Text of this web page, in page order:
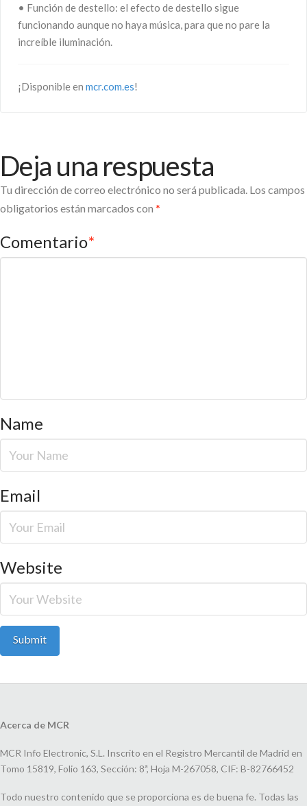
• Función de destello: el efecto de destello sigue
funcionando aunque no haya música, para que no pare la
increíble iluminación.
¡Disponible en mcr.com.es!
Deja una respuesta
Tu dirección de correo electrónico no será publicada. Los campos
obligatorios están marcados con *
Comentario*
Name
Email
Website
Acerca de MCR
MCR Info Electronic, S.L. Inscrito en el Registro Mercantil de Madrid en
Tomo 15819, Folio 163, Sección: 8ª, Hoja M-267058, CIF: B-82766452
Todo nuestro contenido que se proporciona es de buena fe. Todas las